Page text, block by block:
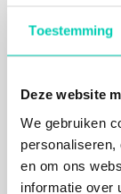
Toestemming
Deze website
We gebruiken
en om ons
informatie over
Parkeren
Er is
parkeren
stallen en
Utrechter
jouw